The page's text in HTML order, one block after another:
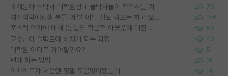
소재분야 석박사 대학원생 + 물박사들이 착각하는 거 76
석사입학예정생 분들! 제발 어느 정도 각오는 하고 오세요. 156
포스텍 억까에 대해 (동문의 학문적 아웃풋에 대한 반박) 50
교수님이 슬럼프에 빠지게 되는 과정 40
대학원 어디로 가야할까요? 5
편애 하는 방법 16
이사이트가 처음엔 정말 도움많이됐는데 14